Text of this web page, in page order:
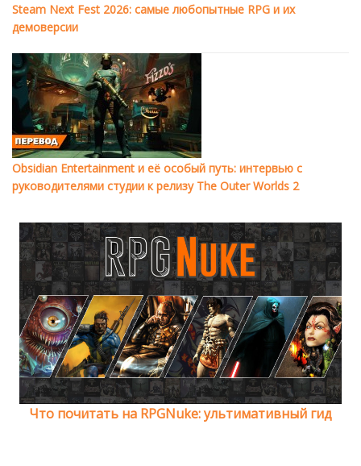
Steam Next Fest 2026: самые любопытные RPG и их
демоверсии
Obsidian Entertainment и её особый путь: интервью с
руководителями студии к релизу The Outer Worlds 2
Что почитать на RPGNuke: ультимативный гид